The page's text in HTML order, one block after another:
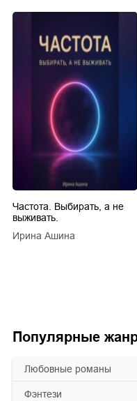
Популярные
любовные романы
фэнтези
Частота. Выбирать, а не
выживать.
Ирина Ашина